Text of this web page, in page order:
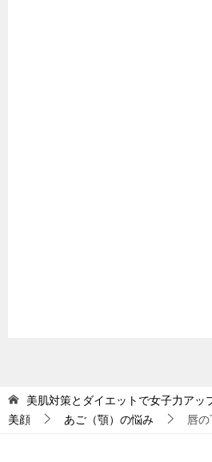
美肌対策とダイエットで女子力アッ
美顔
あご（顎）の悩み 唇